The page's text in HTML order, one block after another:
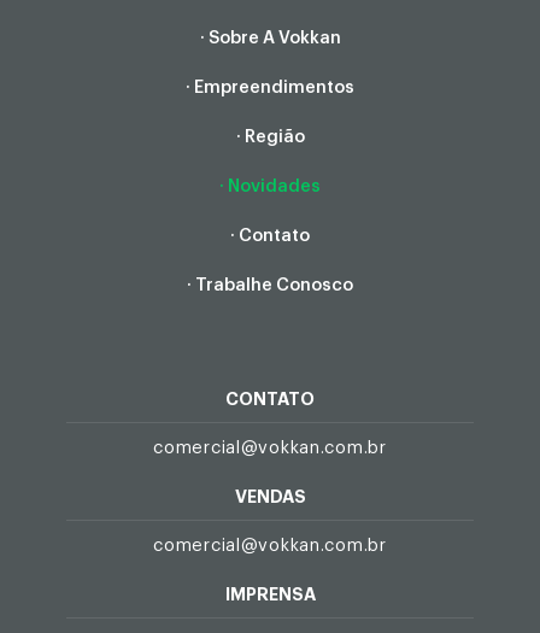
· Sobre A Vokkan
· Empreendimentos
· Região
· Novidades
· Contato
· Trabalhe Conosco
CONTATO
comercial@vokkan.com.br
VENDAS
comercial@vokkan.com.br
IMPRENSA